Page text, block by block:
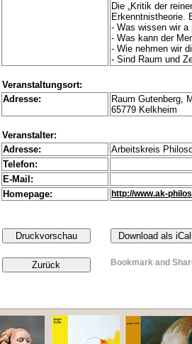
Die „Kritik der
Erkenntnistheorie.
- Was wissen wir a
- Was kann der
- Wie nehmen wir
- Sind Raum und
Veranstaltungsort:
Adresse:
Raum Gutenberg,
65779 Kelkheim
Veranstalter:
Adresse:
Arbeitskreis
Telefon:
E-Mail:
Homepage:
http://www.ak-